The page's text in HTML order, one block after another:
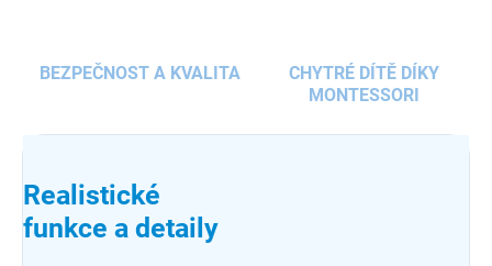
BEZPEČNOST A KVALITA
CHYTRÉ DÍTĚ DÍKY
MONTESSORI
Realistické
funkce a detaily